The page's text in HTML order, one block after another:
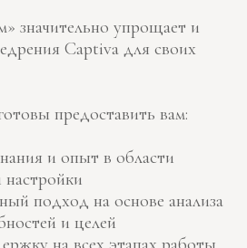
значительно упрощает и
Captiva для своих
предоставить вам:
и опыт в области
настройки
подход на основе анализа
и целей